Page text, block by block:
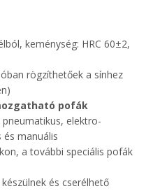
keménység: HRC 60±2,
rögzíthetőek a sínhez
pofák
elektro-
és manuális
a további speciális pofák
és cserélhető